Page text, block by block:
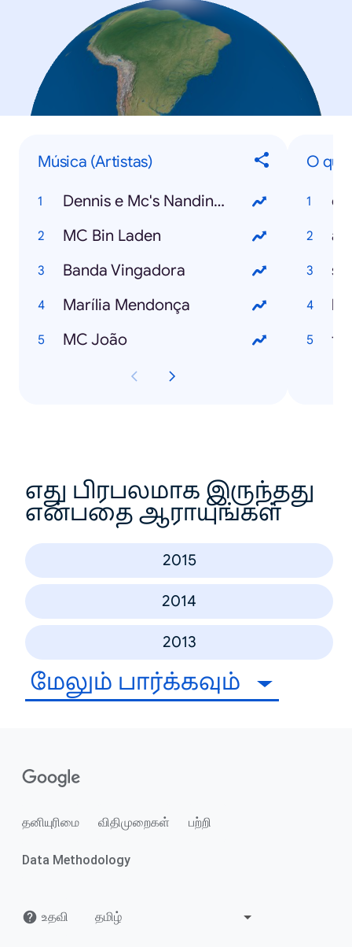
Música (Artistas)
Dennis e Mc's Nandinho & Nego Bam
MC Bin Laden
Banda Vingadora
Marília Mendonça
MC João
O que
எது பிரபலமாக இருந்தது
என்பதை ஆராயுங்கள்
2015
2014
2013
மேலும் பார்க்கவும்
தனியுரிமை விதிமுறைகள் பற்றி
Data Methodology
உதவி